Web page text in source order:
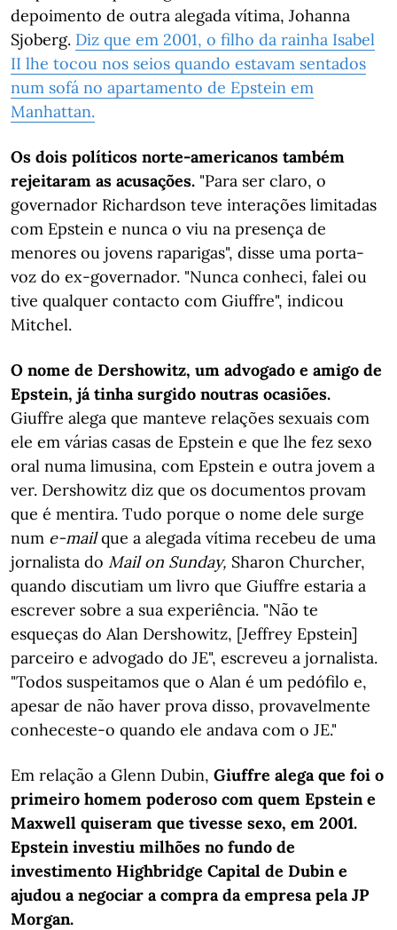
depoimento de outra alegada vítima, Johanna
Sjoberg. Diz que em 2001, o filho da rainha Isabel
II lhe tocou nos seios quando estavam sentados
num sofá no apartamento de Epstein em
Manhattan.
Os dois políticos norte-americanos também
rejeitaram as acusações. "Para ser claro, o
governador Richardson teve interações limitadas
com Epstein e nunca o viu na presença de
menores ou jovens raparigas", disse uma porta-
voz do ex-governador. "Nunca conheci, falei ou
tive qualquer contacto com Giuffre", indicou
Mitchel.
O nome de Dershowitz, um advogado e amigo de
Epstein, já tinha surgido noutras ocasiões.
Giuffre alega que manteve relações sexuais com
ele em várias casas de Epstein e que lhe fez sexo
oral numa limusina, com Epstein e outra jovem a
ver. Dershowitz diz que os documentos provam
que é mentira. Tudo porque o nome dele surge
num e-mailque a alegada vítima recebeu de uma
jornalista do Mail on Sunday, Sharon Churcher,
quando discutiam um livro que Giuffre estaria a
escrever sobre a sua experiência. "Não te
esqueças do Alan Dershowitz, [Jeffrey Epstein]
parceiro e advogado do JE", escreveu a jornalista.
"Todos suspeitamos que o Alan é um pedófilo e,
apesar de não haver prova disso, provavelmente
conheceste-o quando ele andava com o JE."
Em relação a Glenn Dubin, Giuffre alega que foi o
primeiro homem poderoso com quem Epstein e
Maxwell quiseram que tivesse sexo, em 2001.
Epstein investiu milhões no fundo de
investimento Highbridge Capital de Dubin e
ajudou a negociar a compra da empresa pela JP
Morgan.